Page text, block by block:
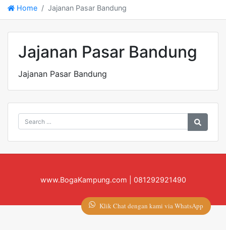
Home Jajanan Pasar Bandung
Jajanan Pasar Bandung
Jajanan Pasar Bandung
www.BogaKampung.com | 081292921490
Klik Chat dengan kami via WhatsApp